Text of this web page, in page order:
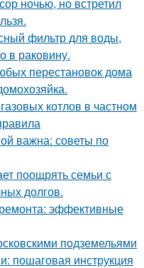
фильтр для воды,
в раковину.
перестановок дома
котлов в частном
важна: советы по
поощрять семьи с
долгов.
эффективные
подземельями
пошаговая инструкция